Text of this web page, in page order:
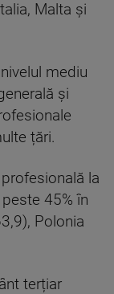
Malta și
mediu
și
țări.
la
45% în
Polonia
terțiar